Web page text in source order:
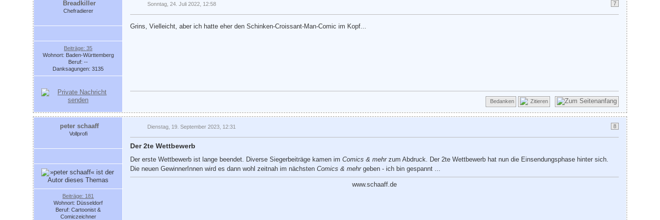
Breadkiller
Chefradierer
Beiträge: 35
Wohnort: Baden-Württemberg
Beruf: --
Danksagungen: 3135
7
Sonntag, 24. Juli 2022, 12:58
Grins, Vielleicht, aber ich hatte eher den Schinken-Croissant-Man-Comic im Kopf...
Zitieren
Bedanken
peter schaaff
Vollprofi
Beiträge: 181
Wohnort: Düsseldorf
Beruf: Cartoonist &
Comiczeichner
8
Dienstag, 19. September 2023, 12:31
Der 2te Wettbewerb
Der erste Wettbewerb ist lange beendet. Diverse Siegerbeiträge kamen imComics & mehrzum Abdruck. Der 2te Wettbewerb hat nun die Einsendungsphase hinter sich.
Die neuen GewinnerInnen wird es dann wohl zeitnah im nächstenComics & mehrgeben - ich bin gespannt ...
www.schaaff.de